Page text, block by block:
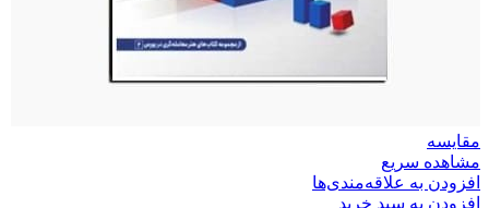
مقایسه
مشاهده سریع
افزودن به علاقه‌مندی‌ها
افزودن به سبد خرید